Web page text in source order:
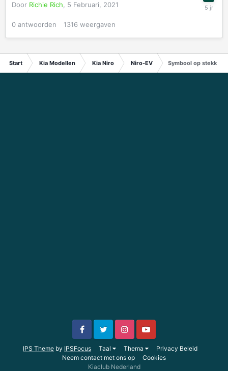
Door Richie Rich, 5 Februari, 2021
0 antwoorden 1316 weergaven
Start Kia Modellen Kia Niro Niro-EV Symbool op stekker
IPS Theme by IPSFocus Taal Thema
Privacy Beleid
Neem contact met ons op
Cookies
Kiaclub Nederland